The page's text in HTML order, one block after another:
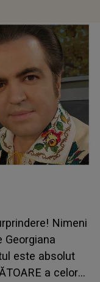
Nimeni
Georgiana
este absolut
a celor